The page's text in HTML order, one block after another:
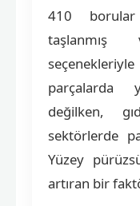
410
parçalarda
değilken,
sektörlerde
Yüzey
artıran bir